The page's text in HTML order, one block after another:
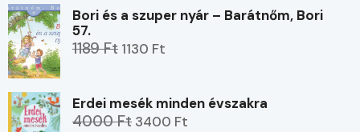
Bori és a szuper nyár – Barátnőm, Bori
57.
1189 Ft 1130 Ft
Erdei mesék minden évszakra
4000 Ft 3400 Ft